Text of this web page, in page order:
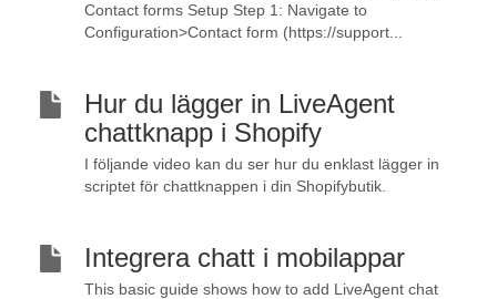
Contact forms Setup Step 1: Navigate to
Configuration>Contact form (https://support...
Hur du lägger in LiveAgent
chattknapp i Shopify
I följande video kan du ser hur du enklast lägger in
scriptet för chattknappen i din Shopifybutik.
Integrera chatt i mobilappar
This basic guide shows how to add LiveAgent chat